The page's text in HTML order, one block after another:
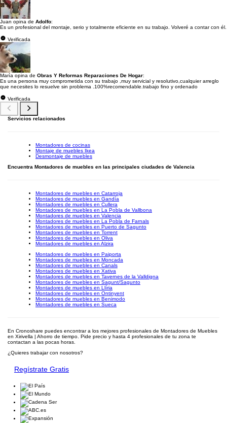
Juan opina de Adolfo:
Es un profesional del montaje, serio y totalmente eficiente en su trabajo. Volveré a contar con él.
Verificada
María opina de Obras Y Reformas Reparaciones De Hogar:
Es una persona muy comprometida con su trabajo ,muy servicial y resolutivo,cualquier arreglo
que necesites lo resuelve sin problema .100%recomendable.trabajo fino y ordenado
Verificada
Servicios relacionados
Montadores de cocinas
Montaje de muebles Ikea
Desmontaje de muebles
Encuentra Montadores de muebles en las principales ciudades de Valencia
Montadores de muebles en Catarroja
Montadores de muebles en Gandía
Montadores de muebles en Cullera
Montadores de muebles en La Pobla de Vallbona
Montadores de muebles en Valencia
Montadores de muebles en La Pobla de Farnals
Montadores de muebles en Puerto de Sagunto
Montadores de muebles en Torrent
Montadores de muebles en Oliva
Montadores de muebles en Alzira
Montadores de muebles en Paiporta
Montadores de muebles en Moncada
Montadores de muebles en Canals
Montadores de muebles en Xativa
Montadores de muebles en Tavernes de la Valldigna
Montadores de muebles en Sagunt/Sagunto
Montadores de muebles en Llíria
Montadores de muebles en Ontinyent
Montadores de muebles en Benimodo
Montadores de muebles en Sueca
En Cronoshare puedes encontrar a los mejores profesionales de Montadores de Muebles
en Xirivella | Ahorro de tiempo. Pide precio y hasta 4 profesionales de tu zona te
contactan a las pocas horas.
¿Quieres trabajar con nosotros?
Regístrate Gratis